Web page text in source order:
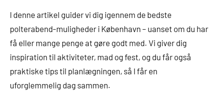
I denne artikel guider vi dig igennem de bedste
polterabend-muligheder i København – uanset om du har
få eller mange penge at gøre godt med. Vi giver dig
inspiration til aktiviteter, mad og fest, og du får også
praktiske tips til planlægningen, så I får en
uforglemmelig dag sammen.